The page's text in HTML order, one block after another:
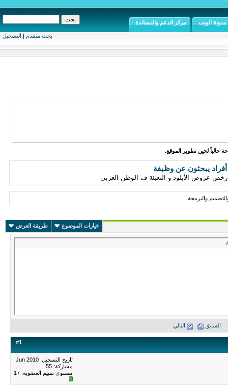
بحث متقدم | التسجيل
مدونة الويب مركز الدعم والمساندة
حالياً لحين تطوير الموقع.
أفراد يبحثون عن وظيفة
والبرمجة
خيارات الموضوع طريقة العرض
السابق التالي
#1
تاريخ التسجيل: Jun 2010
مشاركة: 55
مستوى تقييم العضوية: 17